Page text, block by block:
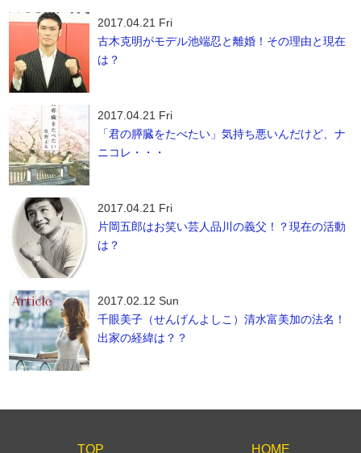
2017.04.21 Fri
古木克明がモデル池端忍と離婚！その理由と現在
は？
2017.04.21 Fri
「君の膵臓をたべたい」気持ち悪いんだけど、ナ
ニコレ・・・
2017.04.21 Fri
片岡五郎はお笑い芸人品川の義父！？現在の活動
は？
2017.02.12 Sun
千眼美子（せんげんよしこ）清水富美加の法名！
出家の経緯は？？
TOP HOME